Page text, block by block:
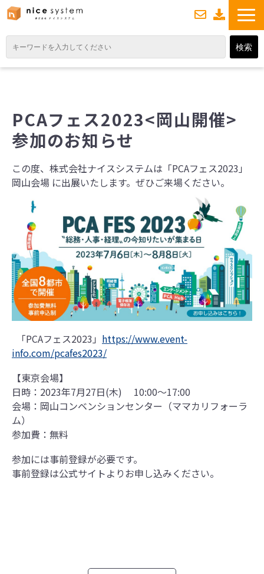
業務DXソリューション
業務から探す
導入事例
業務のお悩みスッキリ通信
PCAフェス2023<岡山開催>
参加のお知らせ
この度、株式会社ナイスシステムは「PCAフェス2023」
岡山会場 に出展いたします。ぜひご来場ください。
「PCAフェス2023」 https://www.event-
info.com/pcafes2023/
【東京会場】
日時：2023年7月27日(木) 10:00〜17:00
会場：岡山コンベンションセンター（ママカリフォーラ
ム）
参加費：無料
参加には事前登録が必要です。
事前登録は公式サイトよりお申し込みください。